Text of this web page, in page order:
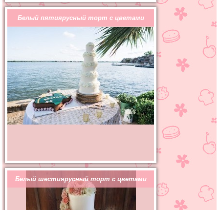
Белый пятиярусный торт с цветами
Белый шестиярусный торт с цветами